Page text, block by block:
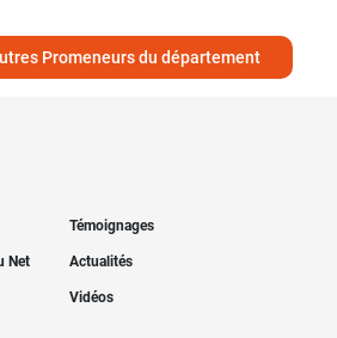
Promeneurs du département
Témoignages
Net Actualités
Vidéos